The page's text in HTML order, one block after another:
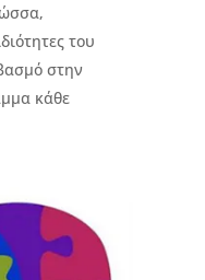
του
στην
κάθε